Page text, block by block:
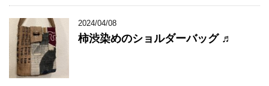
2024/04/08
柿渋染めのショルダーバッグ ♬